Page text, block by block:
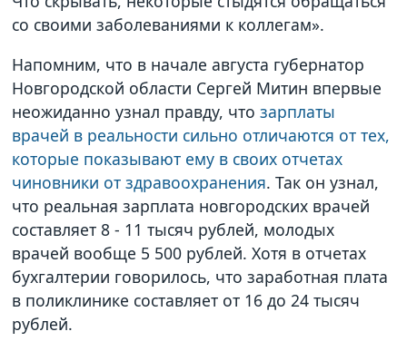
со своими заболеваниями к коллегам».
Напомним, что в начале августа губернатор
Новгородской области Сергей Митин впервые
неожиданно узнал правду, чтозарплаты
врачей в реальности сильно отличаются от тех,
которые показывают ему в своих отчетах
чиновники от здравоохранения. Так он узнал,
что реальная зарплата новгородских врачей
составляет 8 - 11 тысяч рублей, молодых
врачей вообще 5 500 рублей. Хотя в отчетах
бухгалтерии говорилось, что заработная плата
в поликлинике составляет от 16 до 24 тысяч
рублей.